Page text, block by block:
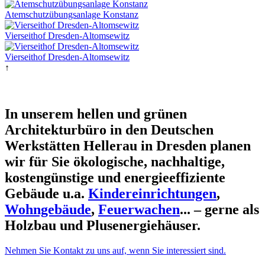
Atemschutzübungsanlage Konstanz
Vierseithof Dresden-Altomsewitz
Vierseithof Dresden-Altomsewitz
↑
In unserem hellen und grünen
Architekturbüro in den Deutschen
Werkstätten Hellerau in Dresden planen
wir für Sie ökologische, nachhaltige,
kostengünstige und energieeffiziente
Gebäude u.a. Kindereinrichtungen,
Wohngebäude, Feuerwachen... – gerne als
Holzbau und Plusenergiehäuser.
Nehmen Sie Kontakt zu uns auf, wenn Sie interessiert sind.